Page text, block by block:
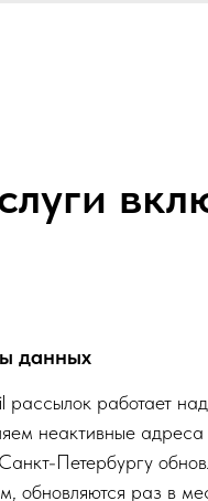
данных
работает
неактивные
Петербургу
обновляются раз в